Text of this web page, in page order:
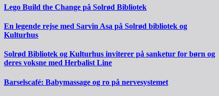
Lego Build the Change på Solrød Bibliotek
En legende rejse med Sarvin Asa på Solrød bibliotek og
Kulturhus
Solrød Bibliotek og Kulturhus inviterer på sanketur for børn og
deres voksne med Herbalist Line
Barselscafé: Babymassage og ro på nervesystemet